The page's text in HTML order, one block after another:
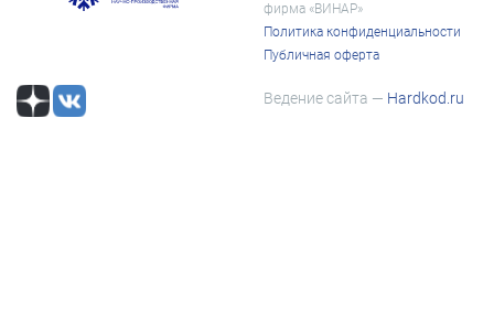
фирма «ВИНАР»
Политика конфиденциальности
Публичная оферта
Ведение сайта — Hardkod.ru